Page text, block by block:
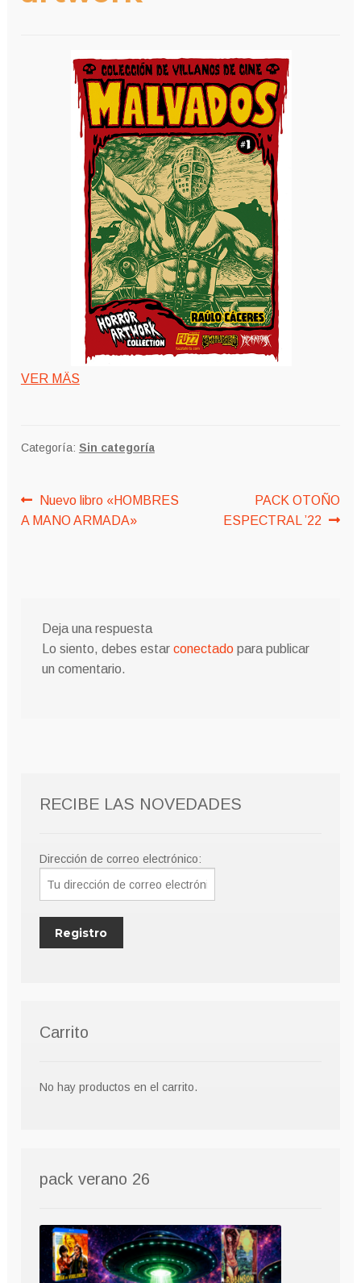
VER MÄS
Categoría: Sin categoría
Navegación
de
Anterior:
Nuevo libro «HOMBRES
A MANO ARMADA»
Siguiente:
PACK OTOÑO
ESPECTRAL ’22
Deja una respuesta
Lo siento, debes estar conectadopara publicar
un comentario.
RECIBE LAS NOVEDADES
Dirección de correo electrónico:
Carrito
No hay productos en el carrito.
pack verano 26